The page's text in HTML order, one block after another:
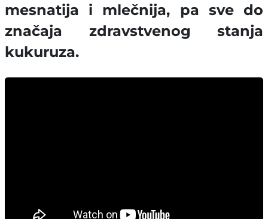
mesnatija i mlečnija, pa sve do
značaja zdravstvenog stanja
kukuruza.